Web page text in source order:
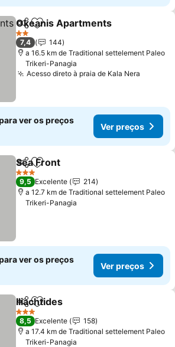
PartilharAdicionar aos favoritos
Okeanis Apartments
2 Estrelas
7,4
144
a 16.5 km de Traditional settelement Paleo
Trikeri-Panagia
Acesso direto à praia de Kala Nera
ver os preços
Ver preços
PartilharAdicionar aos favoritos
Sea Front
3 Estrelas
9,5 Excelente
214
a 12.7 km de Traditional settelement Paleo
Trikeri-Panagia
ver os preços
Ver preços
PartilharAdicionar aos favoritos
Iliachtides
3 Estrelas
8,5 Excelente
158
a 17.4 km de Traditional settelement Paleo
Trikeri-Panagia